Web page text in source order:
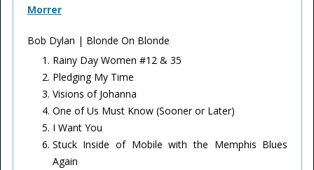
Morrer
Bob Dylan | Blonde On Blonde
Rainy Day Women #12 & 35
Pledging My Time
Visions of Johanna
One of Us Must Know (Sooner or Later)
I Want You
Stuck Inside of Mobile with the Memphis Blues
Again